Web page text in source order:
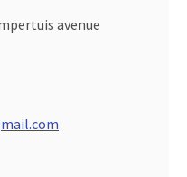
avenue